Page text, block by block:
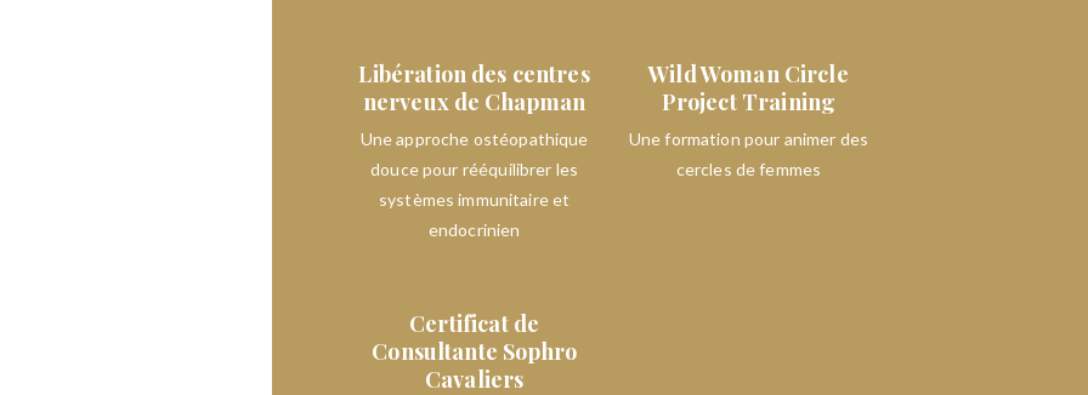
Libération des centres
nerveux de Chapman
Une approche ostéopathique
douce pour rééquilibrer les
systèmes immunitaire et
endocrinien
Wild Woman Circle
Project Training
Une formation pour animer des
cercles de femmes
Certificat de
Consultante Sophro
Cavaliers